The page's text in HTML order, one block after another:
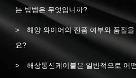
는 방법은 무엇입니까?
해양 와이어의 진품 여부와 품질
요?
해상통신케이블은 일반적으로 어